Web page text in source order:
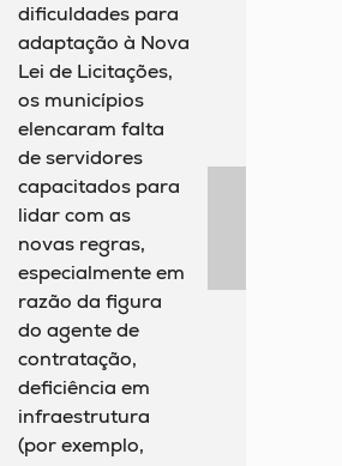
dificuldades para
adaptação à Nova
Lei de Licitações,
os municípios
elencaram falta
de servidores
capacitados para
lidar com as
novas regras,
especialmente em
razão da figura
do agente de
contratação,
deficiência em
infraestrutura
(por exemplo,